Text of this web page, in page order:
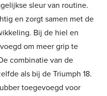
sleur van routine.
en zorgt samen met de
Bij de hiel en
om meer grip te
combinatie van de
als bij de Triumph 18.
toegevoegd voor